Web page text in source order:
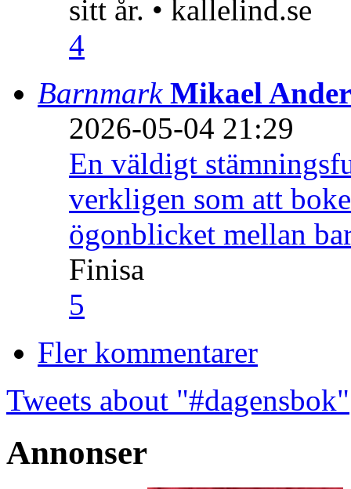
sitt år. • kallelind.se
4
Barnmark Mikael
2026-05-04 21:29
En väldigt
verkligen som att
ögonblicket mellan
Finisa
5
Fler kommentarer
Tweets about "#dagensbok"
Annonser